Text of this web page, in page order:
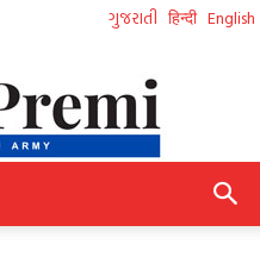
ગુજરાતી हिन्दी English